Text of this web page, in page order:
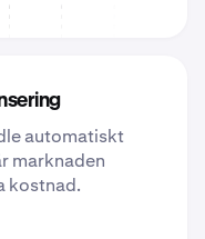
automatiskt
marknaden
kostnad.